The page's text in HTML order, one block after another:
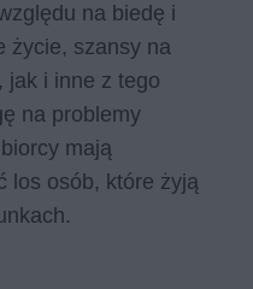
na biedę i
życie, szansy na
jak i inne z tego
na problemy
mają
los osób, które żyją